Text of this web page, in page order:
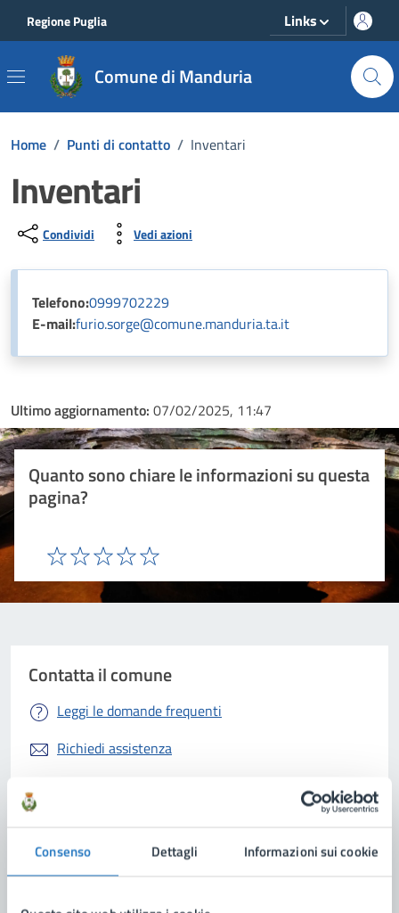
Consenso Dettagli Informazioni sui cookie
Regione Puglia Links
Comune di Manduria
Home / Punti di contatto / Inventari
Inventari
Condividi Vedi azioni
Telefono:0999702229
E-mail:furio.sorge@comune.manduria.ta.it
Ultimo aggiornamento: 07/02/2025, 11:47
Quanto sono chiare le informazioni su questa
pagina?
Valuta 5 stelle su 5
Valuta 4 stelle su 5
Valuta 3 stelle su 5
Valuta 2 stelle su 5
Valuta 1 stelle su 5
Contatta il comune
Leggi le domande frequenti
Richiedi assistenza